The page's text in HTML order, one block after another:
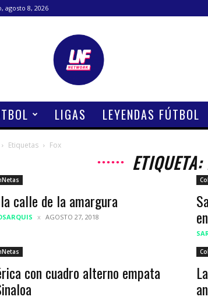
agosto 8, 2026
Lanetafutbolera
LIGAS LEYENDAS FÚTBOL
Etiquetas Fox
ETIQUETA:
calle de la amargura
AGOSTO 27, 2018
con cuadro alterno empata